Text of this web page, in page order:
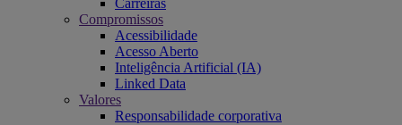
Carreiras
Compromissos
Acessibilidade
Acesso Aberto
Inteligência Artificial (IA)
Linked Data
Valores
Responsabilidade corporativa